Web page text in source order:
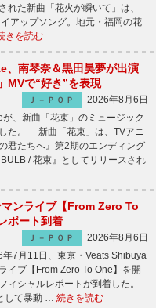
れた新曲「花火が瞬いて」は、
アップソング。地元・福岡の花
きを読む
南琴奈＆黒田昊夢が出演
MVで“好き”を表現
Ｊ－ＰＯＰ
2026年8月6日
、新曲「花束」のミュージック
た。 新曲「花束」は、TVアニ
君たちへ』第2期のエンディング
/ 花束』としてリリースされ
ンライブ【From Zero To
ポート到着
Ｊ－ＰＯＰ
2026年8月6日
7月11日、東京・Veats Shibuya
イブ【From Zero To One】を開
ィシャルレポートが到着した。
して暴動 … 続きを読む